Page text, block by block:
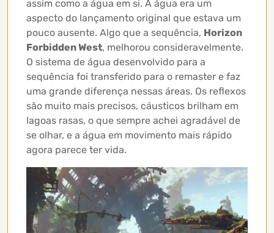
assim como a água em si. A água era um
aspecto do lançamento original que estava um
pouco ausente. Algo que a sequência, Horizon
Forbidden West, melhorou consideravelmente.
O sistema de água desenvolvido para a
sequência foi transferido para o remaster e faz
uma grande diferença nessas áreas. Os reflexos
são muito mais precisos, cáusticos brilham em
lagoas rasas, o que sempre achei agradável de
se olhar, e a água em movimento mais rápido
agora parece ter vida.